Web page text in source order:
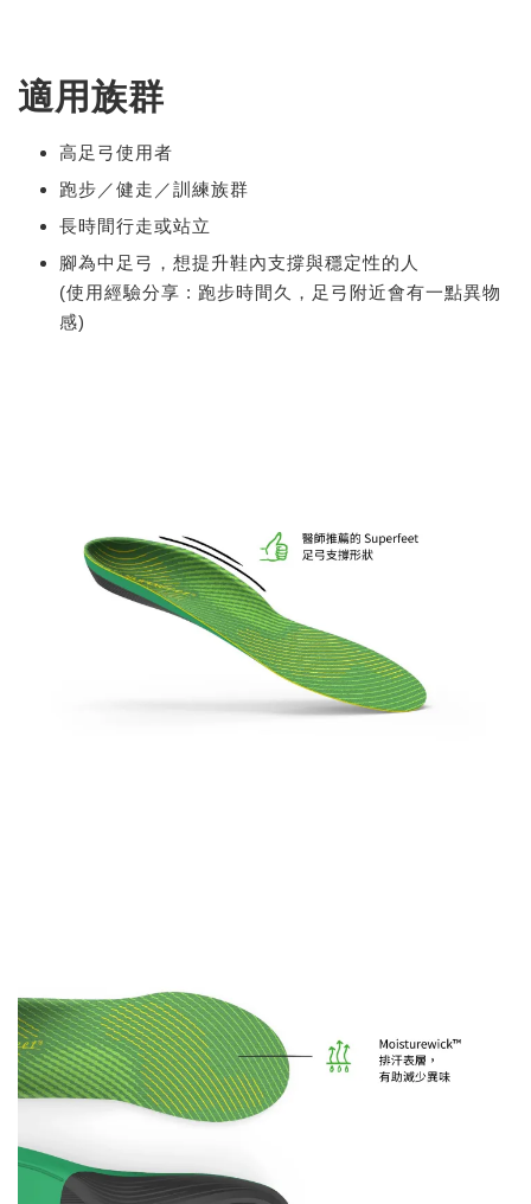
適用族群
高足弓使用者
跑步／健走／訓練族群
長時間行走或站立
腳為中足弓，想提升鞋內支撐與穩定性的人
(使用經驗分享 : 跑步時間久，足弓附近會有一點異物
感)